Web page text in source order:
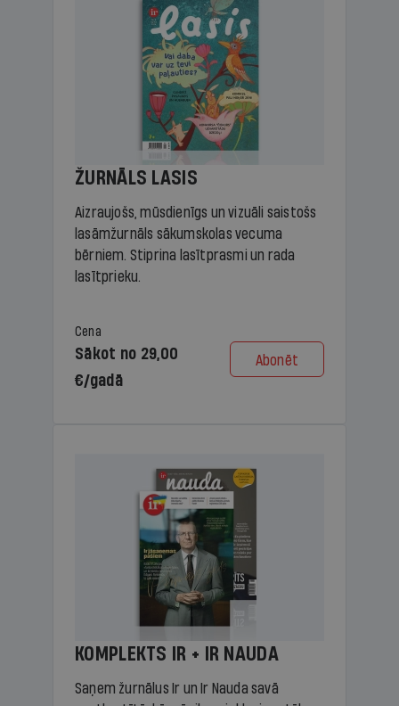
ŽURNĀLS LASIS
Aizraujošs, mūsdienīgs un vizuāli saistošs
lasāmžurnāls sākumskolas vecuma
bērniem. Stiprina lasītprasmi un rada
lasītprieku.
Cena
Sākot no 29,00
€/gadā
Abonēt
KOMPLEKTS IR + IR NAUDA
Saņem žurnālus Ir un Ir Nauda savā